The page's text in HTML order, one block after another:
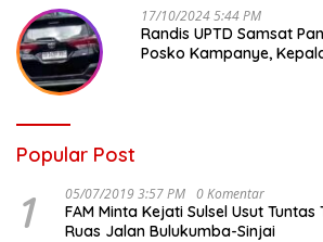
17/10/2024 5:44 PM
Randis UPTD Samsat
Posko Kampanye,
Popular Post
1 05/07/2019 3:57 PM 0 Komentar
FAM Minta Kejati Sulsel Usut Tuntas
Ruas Jalan Bulukumba-Sinjai